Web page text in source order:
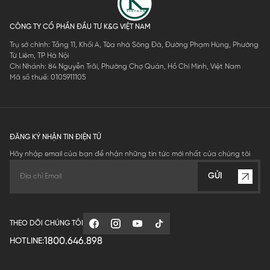
CÔNG TY CỔ PHẦN ĐẦU TƯ K&G VIỆT NAM
Trụ sở chính: Tầng 11, Khối A, Tòa nhà Sông Đà, Đường Phạm Hùng, Phường
Từ Liêm, TP Hà Nội
Chi Nhánh: 84 Nguyễn Trãi, Phường Chợ Quán, Hồ Chí Minh, Việt Nam
Mã số thuế: 0105911105
ĐĂNG KÝ NHẬN TIN ĐIỆN TỬ
Hãy nhập email của bạn để nhận những tin tức mới nhất của chúng tôi
GỬI
THEO DÕI CHÚNG TÔI
HOTLINE:1800.646.898